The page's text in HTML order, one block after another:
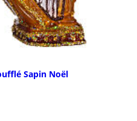
Sapin Noël